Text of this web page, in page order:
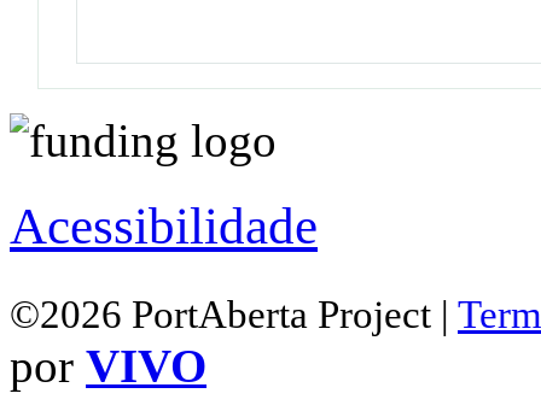
Acessibilidade
©2026 PortAberta Project |
por VIVO